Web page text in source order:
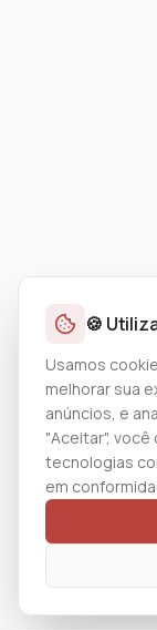
🍪
Usamos
melhorar sua
anúncios, e
"Aceitar",
tecnologias
em